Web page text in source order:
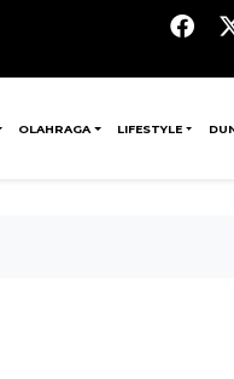
OLAHRAGA LIFESTYLE